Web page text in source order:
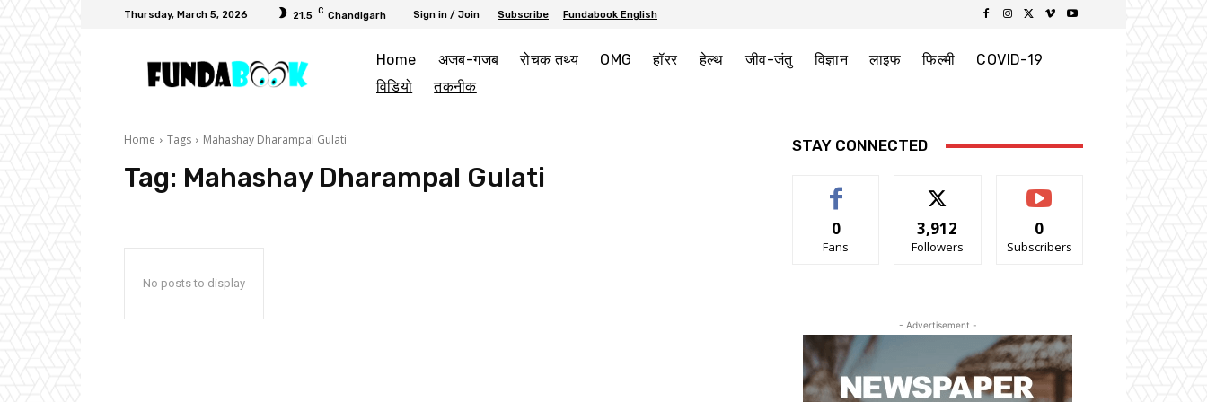
Thursday, March 5, 2026 21.5 C Chandigarh Sign in / Join Subscribe Fundabook English
Home अजब-गजब रोचक तथ्य OMG हॉरर हेल्थ जीव-जंतु विज्ञान लाइफ फिल्मी
COVID-19
विडियो
तकनीक
Home Tags Mahashay Dharampal Gulati
Tag: Mahashay Dharampal Gulati
No posts to display
STAY CONNECTED
0
Fans
3,912
Followers
0
Subscribers
- Advertisement -